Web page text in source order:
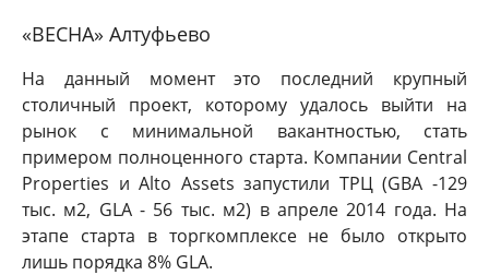
«ВЕСНА» Алтуфьево
На данный момент это последний крупный
столичный проект, которому удалось выйти на
рынок с минимальной вакантностью, стать
примером полноценного старта. Компании Central
Properties и Alto Assets запустили ТРЦ (GBA -129
тыс. м2, GLA - 56 тыс. м2) в апреле 2014 года. На
этапе старта в торгкомплексе не было открыто
лишь порядка 8% GLA.